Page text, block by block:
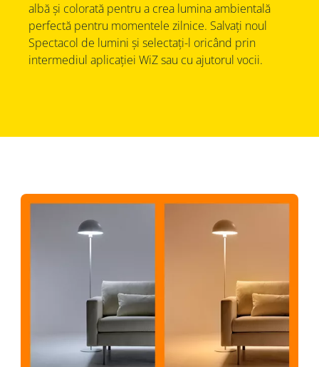
albă și colorată pentru a crea lumina ambientală
perfectă pentru momentele zilnice. Salvați noul
Spectacol de lumini și selectați-l oricând prin
intermediul aplicației WiZ sau cu ajutorul vocii.